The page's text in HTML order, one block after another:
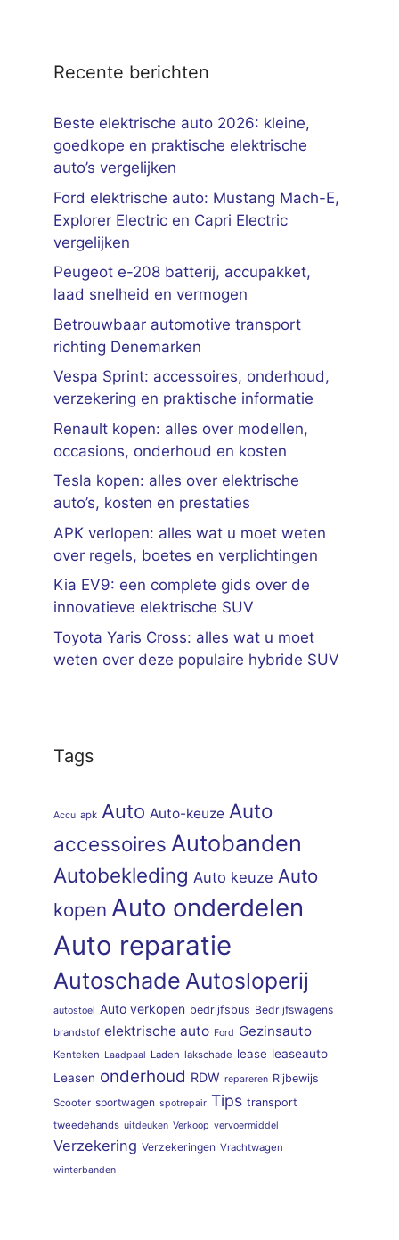
Recente berichten
Beste elektrische auto 2026: kleine,
goedkope en praktische elektrische
auto’s vergelijken
Ford elektrische auto: Mustang Mach-E,
Explorer Electric en Capri Electric
vergelijken
Peugeot e-208 batterij, accupakket,
laad snelheid en vermogen
Betrouwbaar automotive transport
richting Denemarken
Vespa Sprint: accessoires, onderhoud,
verzekering en praktische informatie
Renault kopen: alles over modellen,
occasions, onderhoud en kosten
Tesla kopen: alles over elektrische
auto’s, kosten en prestaties
APK verlopen: alles wat u moet weten
over regels, boetes en verplichtingen
Kia EV9: een complete gids over de
innovatieve elektrische SUV
Toyota Yaris Cross: alles wat u moet
weten over deze populaire hybride SUV
Tags
Accu apk Auto Auto-keuze Auto
accessoires Autobanden
Autobekleding Auto keuze Auto
kopen Auto onderdelen
Auto reparatie
Autoschade Autosloperij
autostoel Auto verkopen bedrijfsbus Bedrijfswagens
brandstof elektrische auto Ford Gezinsauto
Kenteken Laadpaal Laden lakschade lease leaseauto
Leasen onderhoud RDW repareren Rijbewijs
Scooter sportwagen spotrepair Tips transport
tweedehands uitdeuken Verkoop vervoermiddel
Verzekering Verzekeringen Vrachtwagen
winterbanden